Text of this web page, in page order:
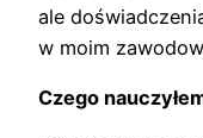
ale
w moim
Czego